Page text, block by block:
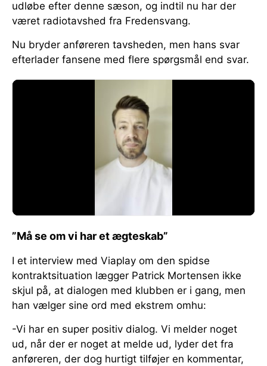
udløbe efter denne sæson, og indtil nu har der
været radiotavshed fra Fredensvang.
Nu bryder anføreren tavsheden, men hans svar
efterlader fansene med flere spørgsmål end svar.
”Må se om vi har et ægteskab”
I et interview med Viaplay om den spidse
kontraktsituation lægger Patrick Mortensen ikke
skjul på, at dialogen med klubben er i gang, men
han vælger sine ord med ekstrem omhu:
-Vi har en super positiv dialog. Vi melder noget
ud, når der er noget at melde ud, lyder det fra
anføreren, der dog hurtigt tilføjer en kommentar,